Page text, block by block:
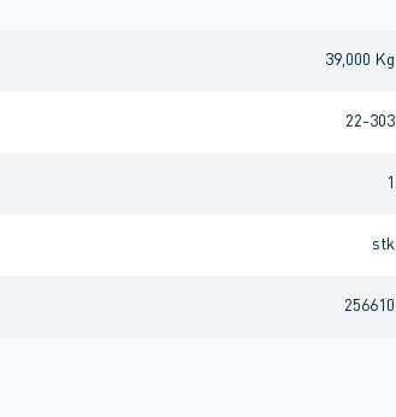
39,000 Kg
22-303
1
stk
256610